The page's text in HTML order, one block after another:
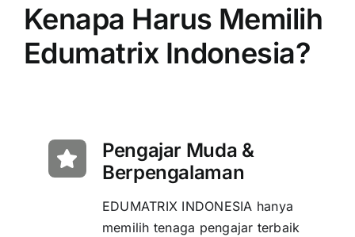
Kenapa Harus Memilih
Edumatrix Indonesia?
Pengajar Muda &
Berpengalaman
EDUMATRIX INDONESIA hanya
memilih tenaga pengajar terbaik